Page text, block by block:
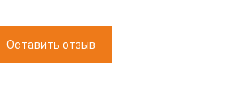
Оставить отзыв